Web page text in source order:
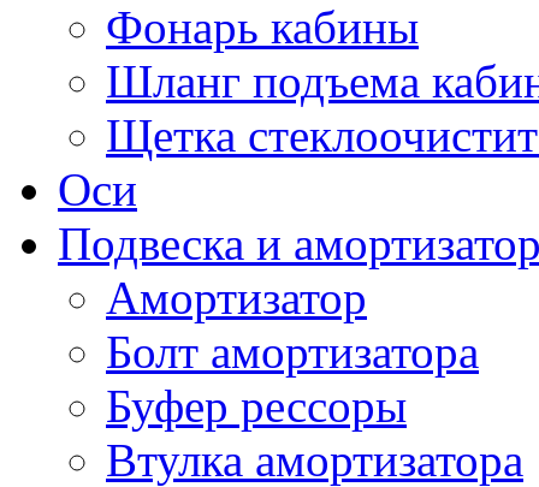
Фонарь кабины
Шланг подъема
Щетка
Оси
Подвеска и
Амортизатор
Болт амортизатора
Буфер рессоры
Втулка амортизатора